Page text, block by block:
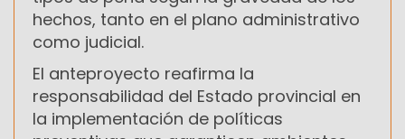
hechos, tanto en el plano administrativo
como judicial.
El anteproyecto reafirma la
responsabilidad del Estado provincial en
la implementación de políticas